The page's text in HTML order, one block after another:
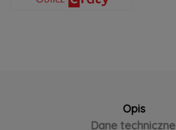
Opis
Dane techniczne